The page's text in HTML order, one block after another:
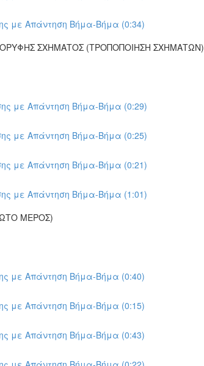
με Απάντηση Βήμα-Βήμα (0:34)
ΣΧΗΜΑΤΟΣ (ΤΡΟΠΟΠΟΙΗΣΗ ΣΧΗΜΑΤΩΝ)
με Απάντηση Βήμα-Βήμα (0:29)
με Απάντηση Βήμα-Βήμα (0:25)
με Απάντηση Βήμα-Βήμα (0:21)
με Απάντηση Βήμα-Βήμα (1:01)
ΜΕΡΟΣ)
με Απάντηση Βήμα-Βήμα (0:40)
με Απάντηση Βήμα-Βήμα (0:15)
με Απάντηση Βήμα-Βήμα (0:43)